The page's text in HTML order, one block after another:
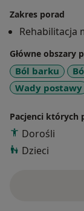
Zakres porad
Rehabilitacja
Główne obszary
Ból barku
Wady postawy
Pacjenci których
Dorośli
Dzieci